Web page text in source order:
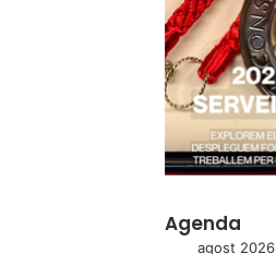
Agenda
agost 2026